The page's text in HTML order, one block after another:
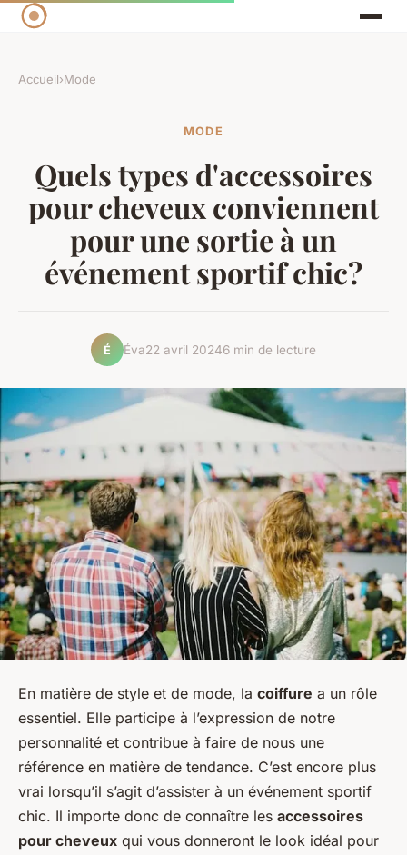
Accueil›Mode
MODE
Quels types d'accessoires
pour cheveux conviennent
pour une sortie à un
événement sportif chic?
É Éva22 avril 20246 min de lecture
En matière de style et de mode, la coiffure a un rôle
essentiel. Elle participe à l’expression de notre
personnalité et contribue à faire de nous une
référence en matière de tendance. C’est encore plus
vrai lorsqu’il s’agit d’assister à un événement sportif
chic. Il importe donc de connaître les accessoires
pour cheveux qui vous donneront le look idéal pour